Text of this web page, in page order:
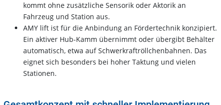
kommt ohne zusätzliche Sensorik oder Aktorik an
Fahrzeug und Station aus.
AMY lift ist für die Anbindung an Fördertechnik konzipiert.
Ein aktiver Hub-Kamm übernimmt oder übergibt Behälter
automatisch, etwa auf Schwerkraftröllchenbahnen. Das
eignet sich besonders bei hoher Taktung und vielen
Stationen.